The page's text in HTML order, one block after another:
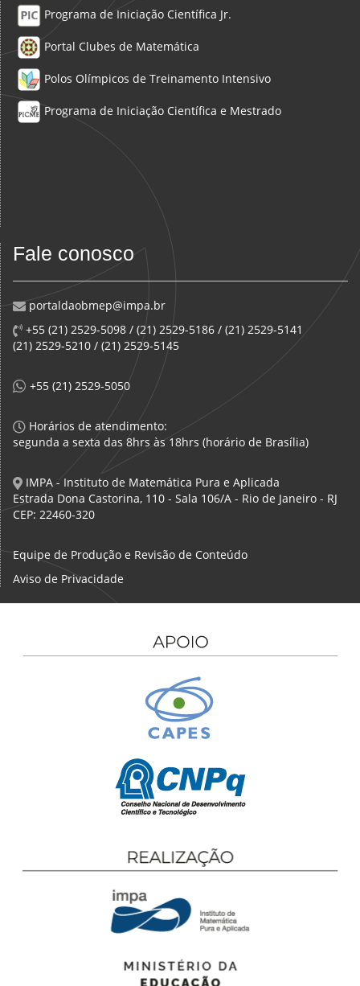
Programa de Iniciação Científica Jr.
Portal Clubes de Matemática
Polos Olímpicos de Treinamento Intensivo
Programa de Iniciação Científica e Mestrado
Fale conosco
portaldaobmep@impa.br
+55 (21) 2529-5098 / (21) 2529-5186 / (21) 2529-5141
(21) 2529-5210 / (21) 2529-5145
+55 (21) 2529-5050
Horários de atendimento:
segunda a sexta das 8hrs às 18hrs (horário de Brasília)
IMPA - Instituto de Matemática Pura e Aplicada
Estrada Dona Castorina, 110 - Sala 106/A - Rio de Janeiro - RJ
CEP: 22460-320
Equipe de Produção e Revisão de Conteúdo
Aviso de Privacidade